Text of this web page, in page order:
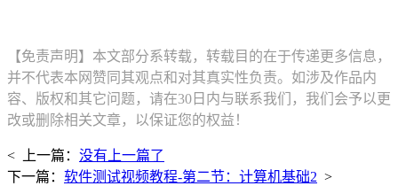
【免责声明】本文部分系转载，转载目的在于传递更多信息，
并不代表本网赞同其观点和对其真实性负责。如涉及作品内
容、版权和其它问题，请在30日内与联系我们，我们会予以更
改或删除相关文章，以保证您的权益！
< 上一篇： 没有上一篇了
下一篇： 软件测试视频教程-第二节：计算机基础2 >